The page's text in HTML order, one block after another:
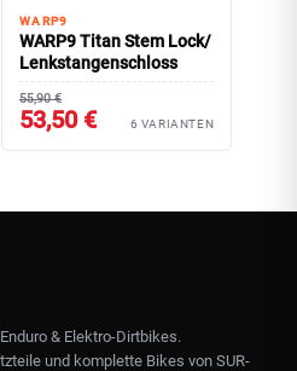
WARP9
WARP9 Titan Stem Lock/
Lenkstangenschloss
55,90 €
53,50 € 6 VARIANTEN
& Elektro-Dirtbikes.
und komplette Bikes von SUR-